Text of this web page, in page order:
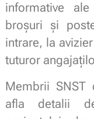
informative
broșuri și
intrare, la
tuturor
Membrii SNST
afla detalii